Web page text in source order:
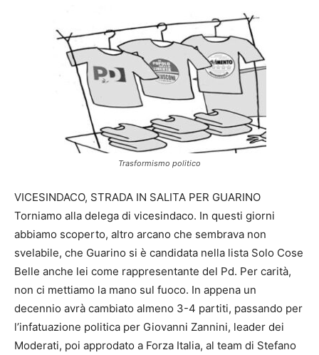
Trasformismo politico
VICESINDACO, STRADA IN SALITA PER GUARINO
Torniamo alla delega di vicesindaco. In questi giorni
abbiamo scoperto, altro arcano che sembrava non
svelabile, che Guarino si è candidata nella lista Solo Cose
Belle anche lei come rappresentante del Pd. Per carità,
non ci mettiamo la mano sul fuoco. In appena un
decennio avrà cambiato almeno 3-4 partiti, passando per
l’infatuazione politica per Giovanni Zannini, leader dei
Moderati, poi approdato a Forza Italia, al team di Stefano